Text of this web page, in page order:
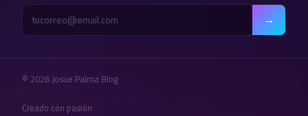
→
© 2026 Josue Palma Blog
·
Creado con pasión